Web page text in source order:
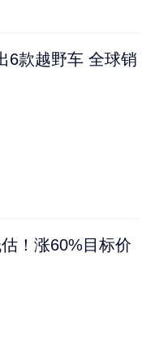
6款越野车 全球销
！涨60%目标价